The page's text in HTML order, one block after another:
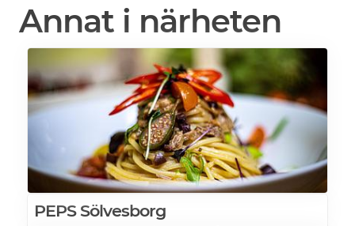
Annat i närheten
PEPS Sölvesborg